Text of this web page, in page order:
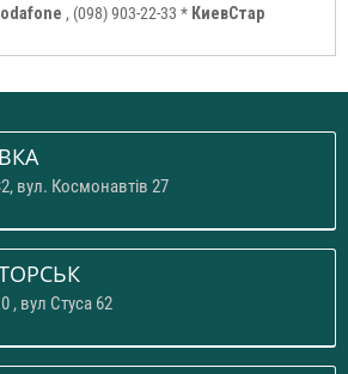
, (098) 903-22-33 * КиевСтар
вул. Космонавтів 27
, вул Стуса 62